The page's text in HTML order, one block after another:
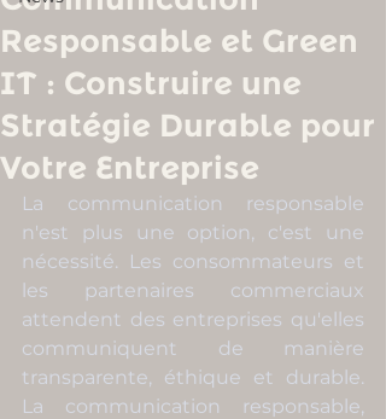
Responsable et Green
IT : Construire une
Stratégie Durable pour
Votre Entreprise
La communication responsable
n'est plus une option, c'est une
nécessité. Les consommateurs et
les partenaires commerciaux
attendent des entreprises qu'elles
communiquent de manière
transparente, éthique et durable.
La communication responsable,